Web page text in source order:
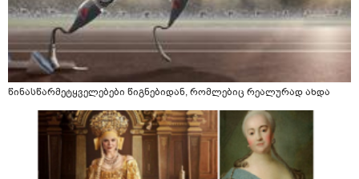
წინასწარმეტყველებები წიგნებიდან, რომლებიც რეალურად ახდა